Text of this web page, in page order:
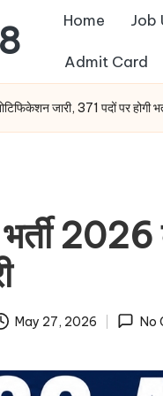
Home Job
Admit Card
जारी, 371 पदों पर होगी
2026
May 27, 2026 No